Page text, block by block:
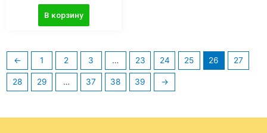
В корзину
← 1 2 3 … 23 24 25 26 27
28 29 … 37 38 39 →